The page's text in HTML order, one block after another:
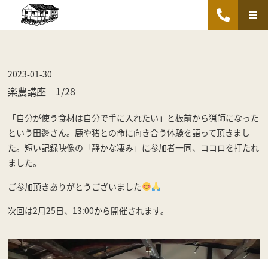
2023-01-30
楽農講座 1/28
「自分が使う食材は自分で手に入れたい」と板前から猟師になった
という田邊さん。鹿や猪との命に向き合う体験を語って頂きまし
た。短い記録映像の「静かな凄み」に参加者一同、ココロを打たれ
ました。
ご参加頂きありがとうございました
次回は2月25日、13:00から開催されます。